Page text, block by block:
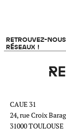
RETROUVEZ-
RÉSEAUX !
CAUE 31
24, rue Croix
31000 TOULOUSE